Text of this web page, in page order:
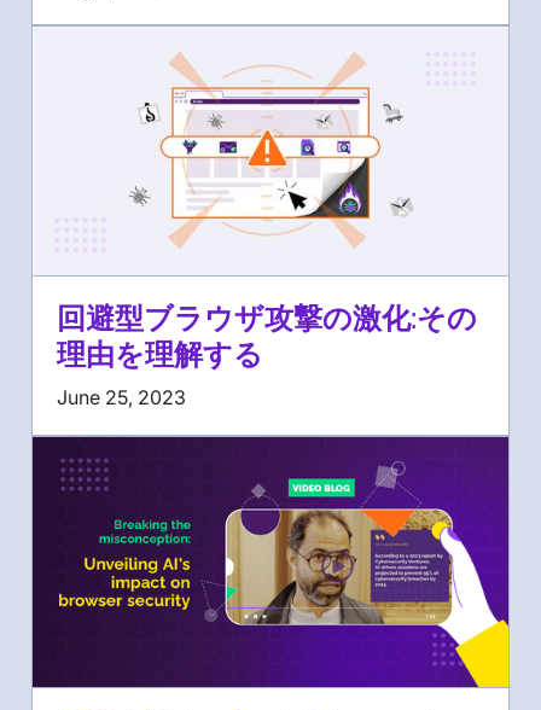
回避型ブラウザ攻撃の激化:その
理由を理解する
June 25, 2023